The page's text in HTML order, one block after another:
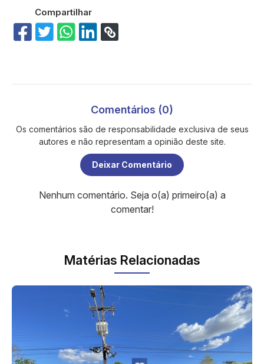
Compartilhar
Comentários (0)
Os comentários são de responsabilidade exclusiva de seus
autores e não representam a opinião deste site.
Deixar Comentário
Nenhum comentário. Seja o(a) primeiro(a) a
comentar!
Matérias Relacionadas